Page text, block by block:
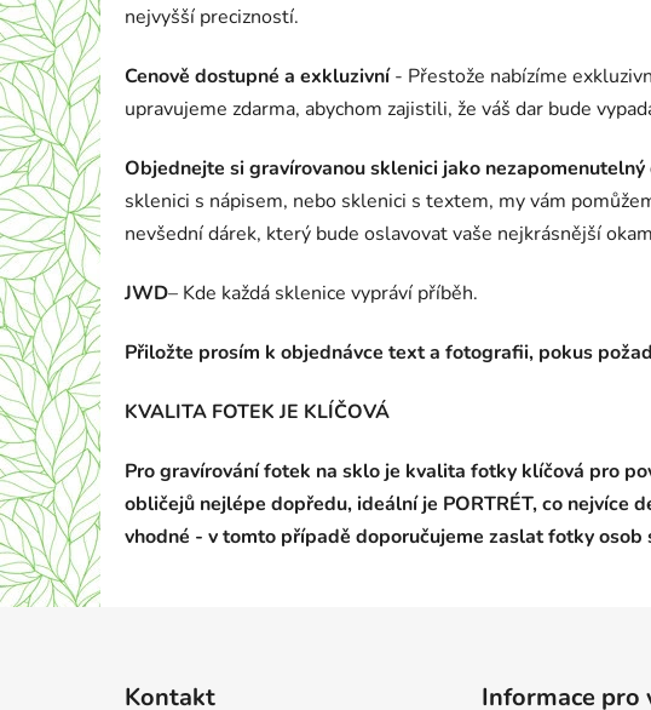
nejvyšší precizností.
Cenově dostupné a exkluzivní- Přestože nabízíme
upravujeme zdarma, abychom zajistili, že váš dar bude
Objednejte si gravírovanou sklenici jako
sklenici s nápisem, nebo sklenici s textem, my vám
nevšední dárek, který bude oslavovat vaše nejkrásnější
JWD– Kde každá sklenice vypráví příběh.
Přiložte prosím k objednávce text a fotografii, pokus
KVALITA FOTEK JE KLÍČOVÁ
Pro gravírování fotek na sklo je kvalita fotky klíčová pro
obličejů nejlépe dopředu, ideální je PORTRÉT, co nejvíce
vhodné - v tomto případě doporučujeme zaslat fotky
Kontakt Informace pro